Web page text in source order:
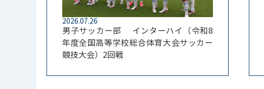
2026.07.26
男子サッカー部 インターハイ（令和8
年度全国高等学校総合体育大会サッカー
競技大会）2回戦